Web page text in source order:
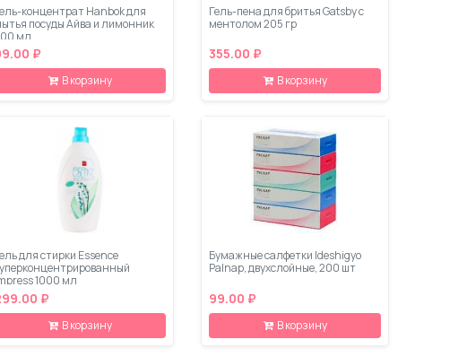
концентрат Hanbok для
посуды Айва и лимонник
мл
₽
В корзину
Гель-пена для бритья Gatsby с
ментолом 205 гр
355.00 ₽
В корзину
для стирки Essence
1000 мл
₽
В корзину
Бумажные салфетки Ideshigyo
Palnap, двухслойные, 200 шт
99.00 ₽
В корзину